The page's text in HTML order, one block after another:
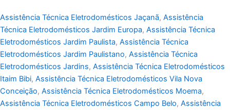
Assistência Técnica Eletrodomésticos Jaçanã, Assistência
Técnica Eletrodomésticos Jardim Europa, Assistência Técnica
Eletrodomésticos Jardim Paulista, Assistência Técnica
Eletrodomésticos Jardim Paulistano, Assistência Técnica
Eletrodomésticos Jardins, Assistência Técnica Eletrodomésticos
Itaim Bibi, Assistência Técnica Eletrodomésticos Vila Nova
Conceição, Assistência Técnica Eletrodomésticos Moema,
Assistência Técnica Eletrodomésticos Campo Belo, Assistência